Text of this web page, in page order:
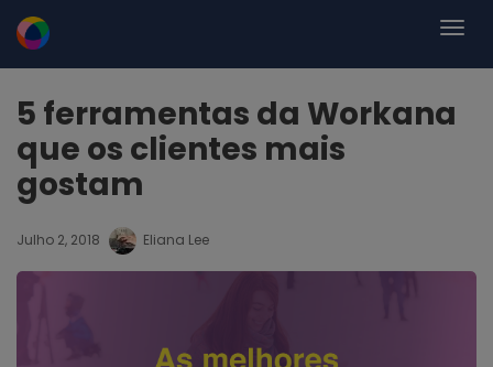
5 ferramentas da Workana
que os clientes mais
gostam
Julho 2, 2018 Eliana Lee